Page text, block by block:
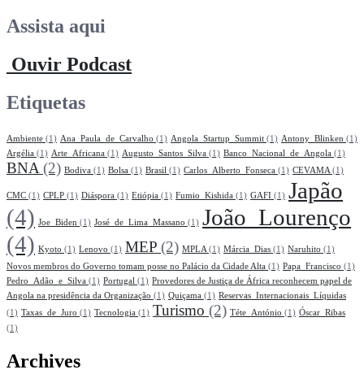
Assista aqui
Ouvir Podcast
Etiquetas
Ambiente (1) Ana_Paula_de_Carvalho (1) Angola_Startup_Summit (1) Antony_Blinken (1)
Argélia (1) Arte_Africana (1) Augusto_Santos_Silva (1) Banco_Nacional_de_Angola (1)
BNA (2) Bodiva (1) Bolsa (1) Brasil (1) Carlos_Alberto_Fonseca (1) CEVAMA (1)
CMC (1) CPLP (1) Diáspora (1) Etiópia (1) Fumio_Kishida (1) GAFI (1) Japão
(4) Joe_Biden (1) José_de_Lima_Massano (1) João_Lourenço
(4) Kyoto (1) Lenovo (1) MEP (2) MPLA (1) Márcia_Dias (1) Naruhito (1)
Novos membros do Governo tomam posse no Palácio da Cidade Alta (1) Papa_Francisco (1)
Pedro_Adão_e_Silva (1) Portugal (1) Provedores de Justiça de África reconhecem papel de
Angola na presidência da Organização (1) Quiçama (1) Reservas_Internacionais_Líquidas
(1) Taxas_de_Juro (1) Tecnologia (1) Turismo (2) Téte_António (1) Óscar_Ribas
(1)
Archives